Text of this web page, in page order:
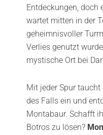
Entdeckungen, doch
wartet mitten in der
geheimnisvoller
Verlies genutzt
mystische Ort bei
Mit jeder Spur
des Falls ein und
Montabaur. Schafft
Botros zu lösen?